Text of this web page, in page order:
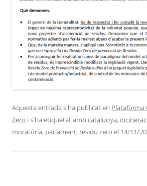
Aquesta entrada s'ha publicat en Plataforma
Zero i s'ha etiquetat ambcatalunya,
moratòria, parlament, residu zero el 14/11/